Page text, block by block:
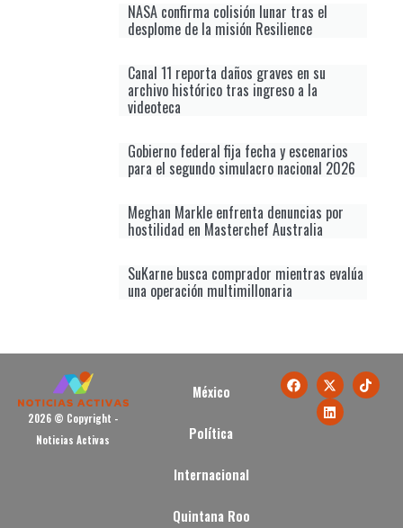
NASA confirma colisión lunar tras el
desplome de la misión Resilience
Canal 11 reporta daños graves en su
archivo histórico tras ingreso a la
videoteca
Gobierno federal fija fecha y escenarios
para el segundo simulacro nacional 2026
Meghan Markle enfrenta denuncias por
hostilidad en Masterchef Australia
SuKarne busca comprador mientras evalúa
una operación multimillonaria
2026 © Copyright -
Noticias Activas
México
Política
Internacional
Quintana Roo